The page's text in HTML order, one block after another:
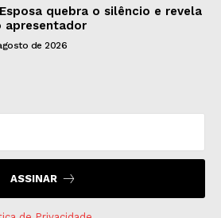
quebra o silêncio e revela
apresentador
de 2026
ASSINAR